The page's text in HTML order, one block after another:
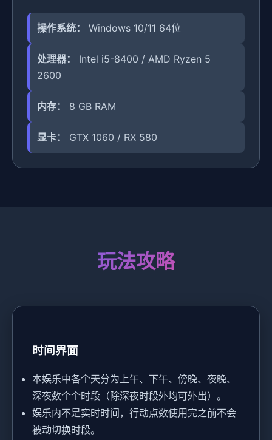
操作系统： Windows 10/11 64位
处理器：
Intel i5-8400 / AMD Ryzen 5
2600
内存： 8 GB RAM
显卡： GTX 1060 / RX 580
玩法攻略
时间界面
本娱乐中各个天分为上午、下午、傍晚、夜晚、
深夜数个个时段（除深夜时段外均可外出）。
娱乐内不是实时时间，行动点数使用完之前不会
被动切换时段。